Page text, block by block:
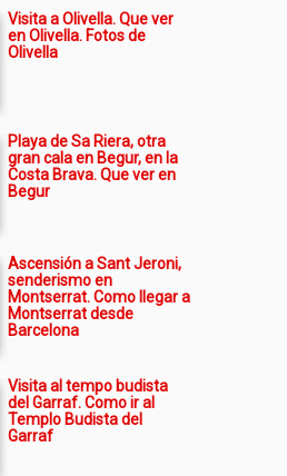
Visita a Olivella. Que ver
en Olivella. Fotos de
Olivella
Playa de Sa Riera, otra
gran cala en Begur, en la
Costa Brava. Que ver en
Begur
Ascensión a Sant Jeroni,
senderismo en
Montserrat. Como llegar a
Montserrat desde
Barcelona
Visita al tempo budista
del Garraf. Como ir al
Templo Budista del
Garraf